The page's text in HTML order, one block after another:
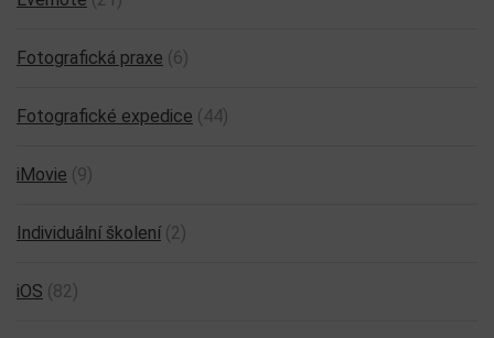
Fotografická praxe (6)
Fotografické expedice (44)
iMovie (9)
Individuální školení (2)
iOS (82)